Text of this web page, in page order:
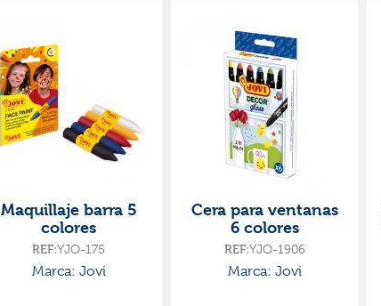
Maquillaje barra 5
colores
REF:YJO-175
Marca: Jovi
Cera para ventanas
6 colores
REF:YJO-1906
Marca: Jovi